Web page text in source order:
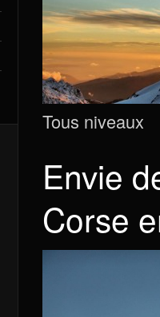
Tous niveaux
Envie
Corse